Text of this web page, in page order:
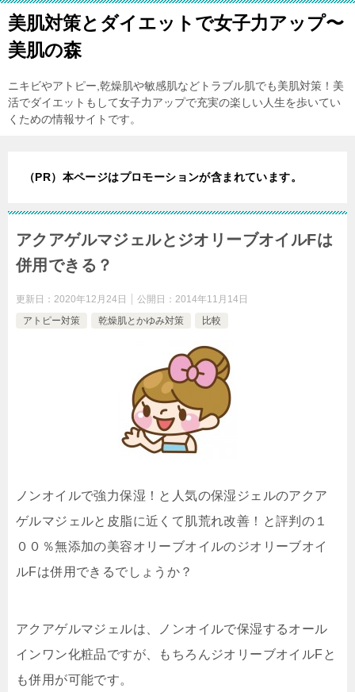
美肌対策とダイエットで女子力アップ〜
美肌の森
ニキビやアトピー,乾燥肌や敏感肌などトラブル肌でも美肌対策！美
活でダイエットもして女子力アップで充実の楽しい人生を歩いてい
くための情報サイトです。
（PR）本ページはプロモーションが含まれています。
アクアゲルマジェルとジオリーブオイルFは
併用できる？
更新日： 2020年12月24日 公開日： 2014年11月14日
アトピー対策
乾燥肌とかゆみ対策 比較
ノンオイルで強力保湿！と人気の保湿ジェルのアクア
ゲルマジェルと皮脂に近くて肌荒れ改善！と評判の１
００％無添加の美容オリーブオイルのジオリーブオイ
ルFは併用できるでしょうか？
アクアゲルマジェルは、ノンオイルで保湿するオール
インワン化粧品ですが、もちろんジオリーブオイルFと
も併用が可能です。